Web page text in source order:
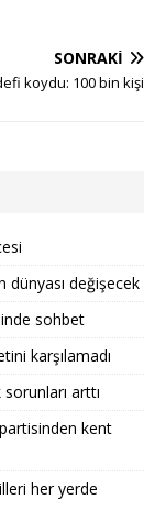
SONRAKI
koydu: 100 bin kişi
dünyası değişecek
sohbet
karşılamadı
arttı
partisinden kent
her yerde